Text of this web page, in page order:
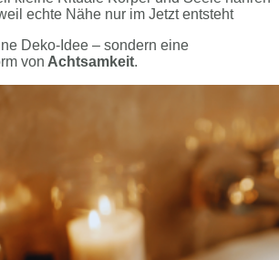
echte Nähe nur im Jetzt entsteht
Deko-Idee – sondern eine
von Achtsamkeit.